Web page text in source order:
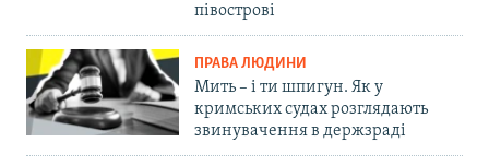
півострові
ПРАВА ЛЮДИНИ
Мить – і ти шпигун. Як у
кримських судах розглядають
звинувачення в держзраді